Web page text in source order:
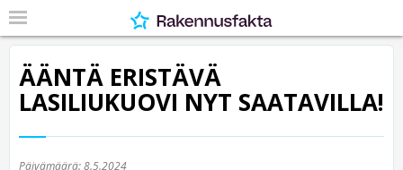
ÄÄNTÄ ERISTÄVÄ
LASILIUKUOVI NYT SAATAVILLA!
Päivämäärä:8.5.2024